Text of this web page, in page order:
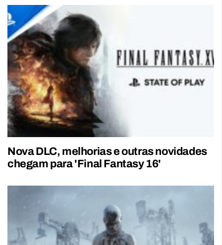
Nova DLC, melhorias e outras novidades
chegam para 'Final Fantasy 16'